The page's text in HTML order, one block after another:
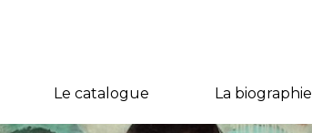
Le catalogue La biographie